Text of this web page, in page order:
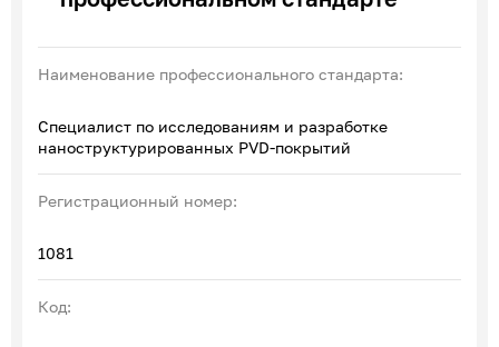
Наименование профессионального стандарта:
Специалист по исследованиям и разработке
наноструктурированных PVD-покрытий
Регистрационный номер:
1081
Код: